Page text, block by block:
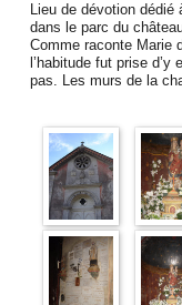
Lieu de dévotion
dans le parc du
Comme raconte Marie
l’habitude fut prise
pas. Les murs de la